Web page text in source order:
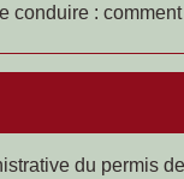
conduire :
du permis